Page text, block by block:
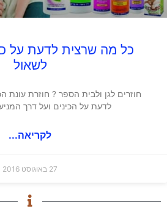
כל מה שרצית לדעת על
לשאול
חוזרים לגן ולבית הספר ? חוזרת עונת
לדעת על הכינים ועל דרך
לקריאה...
27 באוגוסט 2016